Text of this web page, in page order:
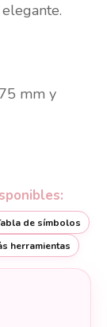
mm y
de símbolos
herramientas